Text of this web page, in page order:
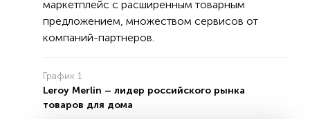
маркетплейс с расширенным товарным
предложением, множеством сервисов от
компаний-партнеров.
График 1
Leroy Merlin – лидер российского рынка
товаров для дома